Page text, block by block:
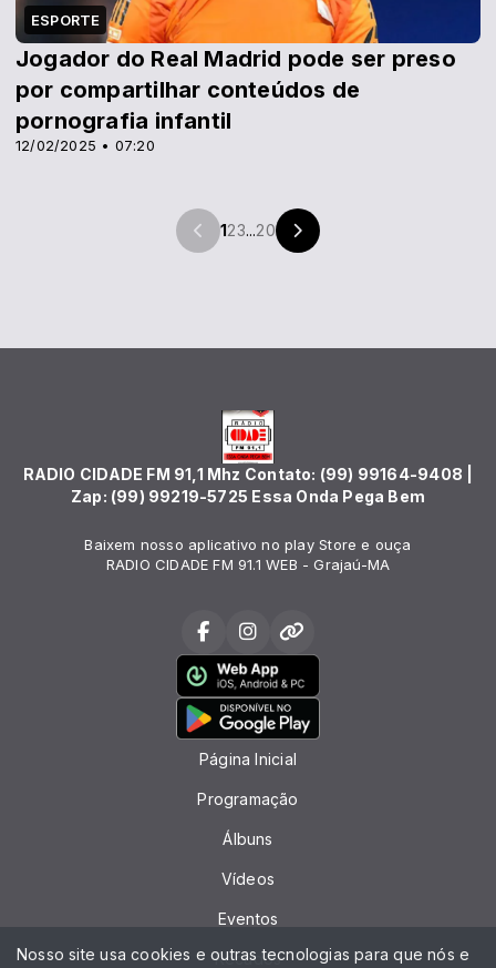
ESPORTE
12/02/2025 • 07:20
Jogador do Real Madrid pode ser preso
por compartilhar conteúdos de
pornografia infantil
123...20
RADIO CIDADE FM 91,1 Mhz Contato: (99) 99164-9408 |
Zap: (99) 99219-5725 Essa Onda Pega Bem
Baixem nosso aplicativo no play Store e ouça
RADIO CIDADE FM 91.1 WEB - Grajaú-MA
Página Inicial
Programação
Álbuns
Vídeos
Eventos
Recados
Nosso site usa cookies e outras tecnologias para que nós e